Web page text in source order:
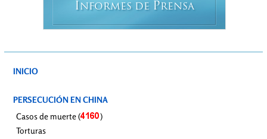
INFORMES DE PRENSA
INICIO
PERSECUCIÓN EN CHINA
Casos de muerte (
)
Torturas